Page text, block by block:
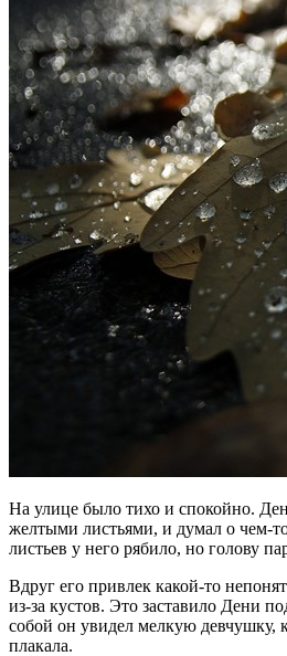
На улице было тихо и спокойно.
желтыми листьями, и думал о чем-
листьев у него рябило, но голову
Вдруг его привлек какой-то
из-за кустов. Это заставило Дени
собой он увидел мелкую девчушку,
плакала.